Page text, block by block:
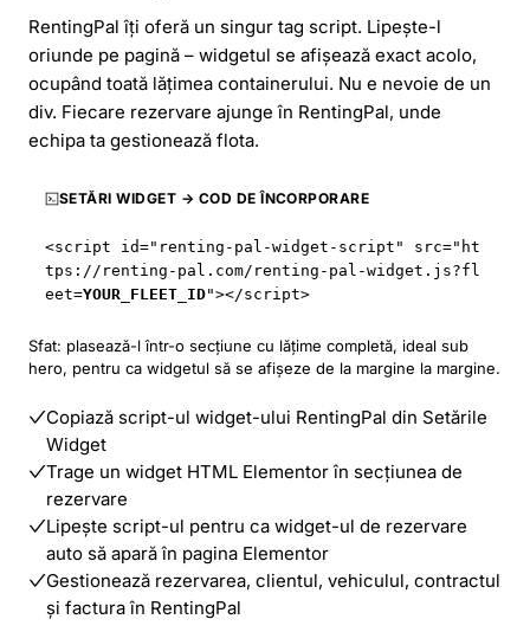
RentingPal îți oferă un singur tag script. Lipește-l
oriunde pe pagină – widgetul se afișează exact acolo,
ocupând toată lățimea containerului. Nu e nevoie de un
div. Fiecare rezervare ajunge în RentingPal, unde
echipa ta gestionează flota.
SETĂRI WIDGET → COD DE ÎNCORPORARE
<script id="renting-pal-widget-script" src=" ht
tps://renting-pal.com/renting-pal-widget.js?fl
eet=YOUR_FLEET_ID"></script>
Sfat: plasează-l într-o secțiune cu lățime completă, ideal sub
hero, pentru ca widgetul să se afișeze de la margine la margine.
Copiază script-ul widget-ului RentingPal din Setările
Widget
Trage un widget HTML Elementor în secțiunea de
rezervare
Lipește script-ul pentru ca widget-ul de rezervare
auto să apară în pagina Elementor
Gestionează rezervarea, clientul, vehiculul, contractul
și factura în RentingPal